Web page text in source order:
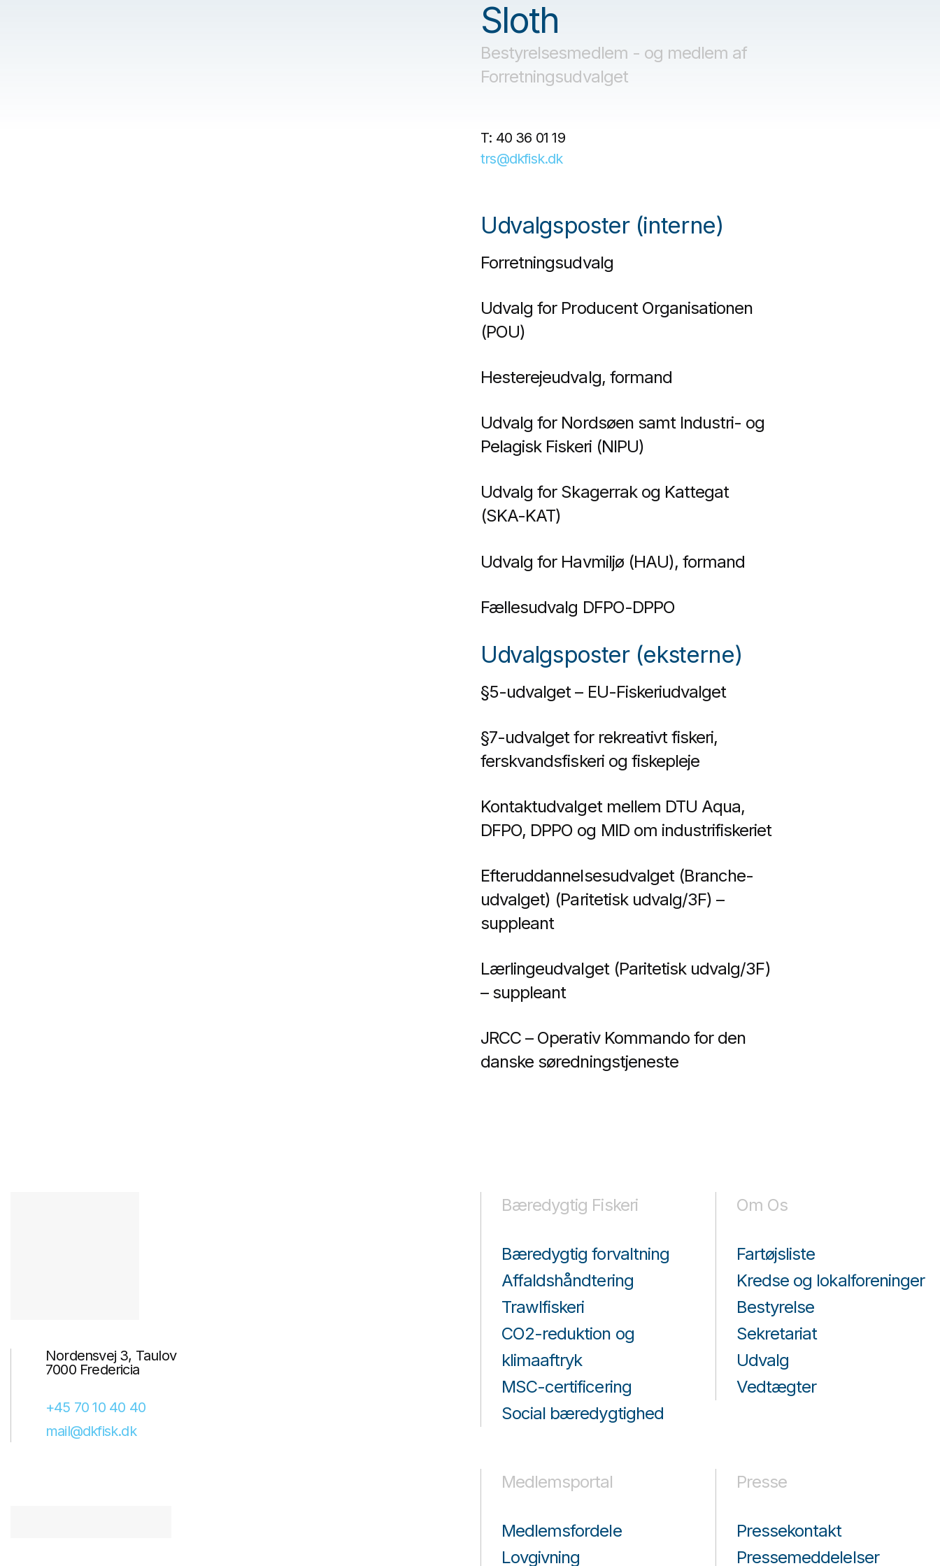
Sloth
Bestyrelsesmedlem - og medlem af
Forretningsudvalget
T: 40 36 01 19
trs@dkfisk.dk
Udvalgsposter (interne)
Forretningsudvalg
Udvalg for Producent Organisationen
(POU)
Hesterejeudvalg, formand
Udvalg for Nordsøen samt Industri- og
Pelagisk Fiskeri (NIPU)
Udvalg for Skagerrak og Kattegat
(SKA-KAT)
Udvalg for Havmiljø (HAU), formand
Fællesudvalg DFPO-DPPO
Udvalgsposter (eksterne)
§5-udvalget – EU-Fiskeriudvalget
§7-udvalget for rekreativt fiskeri,
ferskvandsfiskeri og fiskepleje
Kontaktudvalget mellem DTU Aqua,
DFPO, DPPO og MID om industrifiskeriet
Efteruddannelsesudvalget (Branche-
udvalget) (Paritetisk udvalg/3F) –
suppleant
Lærlingeudvalget (Paritetisk udvalg/3F)
– suppleant
JRCC – Operativ Kommando for den
danske søredningstjeneste
Nordensvej 3, Taulov
7000 Fredericia
+45 70 10 40 40
mail@dkfisk.dk
Bæredygtig Fiskeri
Bæredygtig forvaltning
Affaldshåndtering
Trawlfiskeri
CO2-reduktion og
klimaaftryk
MSC-certificering
Social bæredygtighed
Om Os
Fartøjsliste
Kredse og lokalforeninger
Bestyrelse
Sekretariat
Udvalg
Vedtægter
Medlemsportal
Medlemsfordele
Lovgivning
Presse
Pressekontakt
Pressemeddelelser